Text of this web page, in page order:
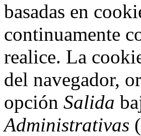
basadas en
continuamente
realice. La
del navegador,
opción Salida
Administrativas